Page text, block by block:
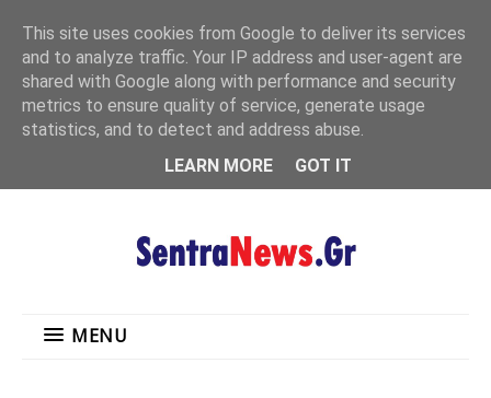
MENU
MENU
This site uses cookies from Google to deliver its services
and to analyze traffic. Your IP address and user-agent are
shared with Google along with performance and security
metrics to ensure quality of service, generate usage
statistics, and to detect and address abuse.
LEARN MORE
GOT IT